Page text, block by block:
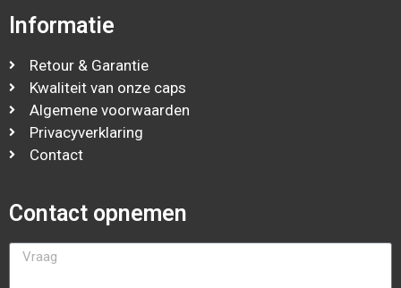
Informatie
Retour & Garantie
Kwaliteit van onze caps
Algemene voorwaarden
Privacyverklaring
Contact
Contact opnemen